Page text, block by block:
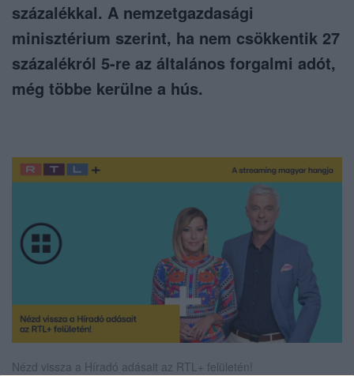
százalékkal. A nemzetgazdasági
minisztérium szerint, ha nem csökkentik 27
százalékról 5-re az általános forgalmi adót,
még többe kerülne a hús.
Nézd vissza a Híradó adásait az RTL+ felületén!